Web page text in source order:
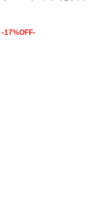
-17%OFF-